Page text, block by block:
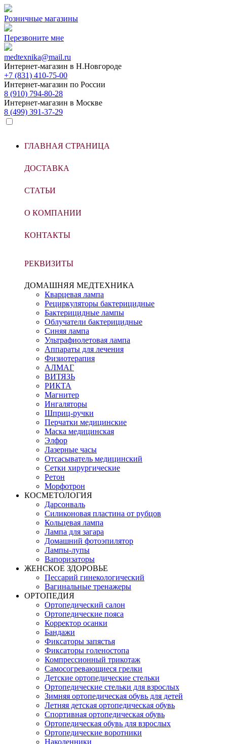
Розничные магазины
Перезвоните мне
medtexnika@mail.ru
Интернет-магазин в Н.Новгороде
+7 (831) 410-75-00
Интернет-магазин по России
8 (910) 794-80-28
Интернет-магазин в Москве
8 (499) 391-37-29
ГЛАВНАЯ СТРАНИЦА
ДОСТАВКА
СТАТЬИ
О КОМПАНИИ
КОНТАКТЫ
РЕКВИЗИТЫ
ДОМАШНЯЯ МЕДТЕХНИКА
Кварцевая лампа
Рециркуляторы бактерицидные
Бактерицидные лампы
Облучатели бактерицидные
Синяя лампа
Ультрафиолетовая лампа
Аппараты для лечения
Физиотерапия
АЛМАГ
ВИТЯЗЬ
РИКТА
Магнитер
Ингаляторы
Шприц-ручки
Перчатки медицинские
Маска медицинская
Элфор
Лазерные часы
Отсасыватель медицинский
Сетки хирургические
Ретон
Морфотрон
КОСМЕТОЛОГИЯ
Дарсонваль
Силиконовая пластина от рубцов
Кольцевая лампа
Лампа для загара
Домашний фотоэпилятор
Лампы-лупы
Вапоризаторы
ЖЕНСКОЕ ЗДОРОВЬЕ
Пессарий гинекологический
Вагинальные тренажеры
ОРТОПЕДИЯ
Ортопедический салон
Ортопедические пояса
Корректор осанки
Бандажи
Фиксаторы запястья
Фиксаторы голеностопа
Компрессионный трикотаж
Самосогревающиеся грелки
Детские ортопедические стельки
Ортопедические стельки для взрослых
Зимняя ортопедическая обувь для детей
Летняя детская ортопедическая обувь
Спортивная ортопедическая обувь
Ортопедическая обувь для взрослых
Ортопедические воротники
Наколенники